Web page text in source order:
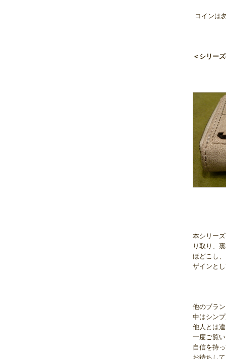
コインは
＜シリー
本シリー
り取り、
ほどこし
ザインと
他のブラ
中はシン
他人とは
一度ご覧
自信を持
お待ちし